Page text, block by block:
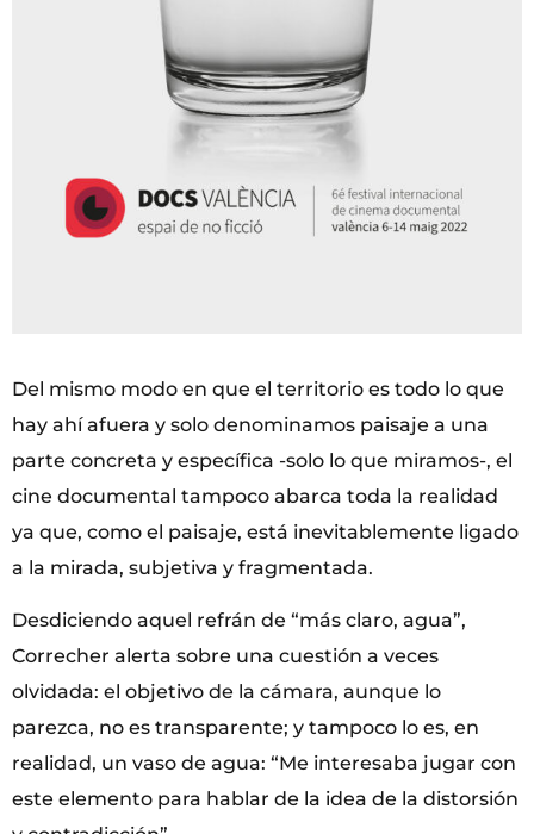
Del mismo modo en que el territorio es todo lo que
hay ahí afuera y solo denominamos paisaje a una
parte concreta y específica -solo lo que miramos-, el
cine documental tampoco abarca toda la realidad
ya que, como el paisaje, está inevitablemente ligado
a la mirada, subjetiva y fragmentada.
Desdiciendo aquel refrán de “más claro, agua”,
Correcher alerta sobre una cuestión a veces
olvidada: el objetivo de la cámara, aunque lo
parezca, no es transparente; y tampoco lo es, en
realidad, un vaso de agua: “Me interesaba jugar con
este elemento para hablar de la idea de la distorsión